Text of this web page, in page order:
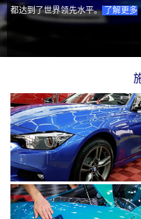
都达到了世界领先水平。 了解更多